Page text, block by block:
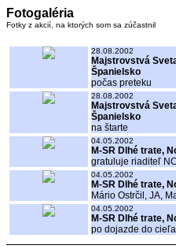
Fotogaléria
Fotky z akcií, na ktorých som sa zúčastnil
28.08.2002
Majstrovstvá
Španielsko
počas preteku
28.08.2002
Majstrovstvá
Španielsko
na štarte
04.05.2002
M-SR Dlhé trate,
gratuluje riaditeľ
04.05.2002
M-SR Dlhé trate,
Mário Ostrčil, JA,
04.05.2002
M-SR Dlhé trate,
po dojazde do